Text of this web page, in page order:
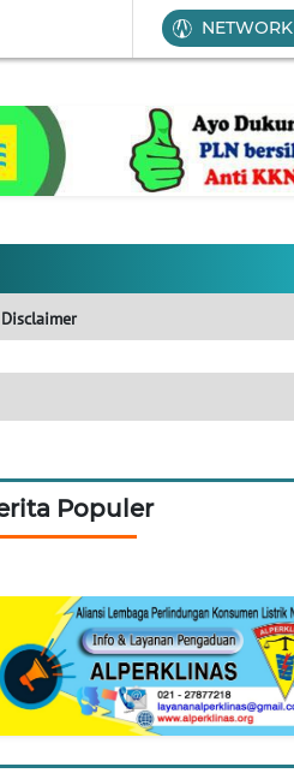
NETWORK
Disclaimer
Populer